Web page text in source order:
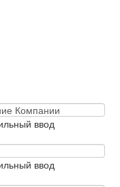
ввод
ввод